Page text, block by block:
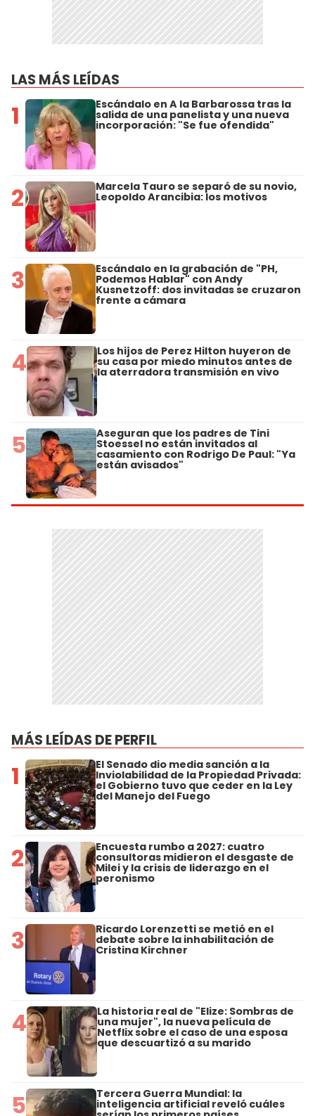
LAS MÁS LEÍDAS
1 Escándalo en A la Barbarossa tras la
salida de una panelista y una nueva
incorporación: "Se fue ofendida"
2 Marcela Tauro se separó de su novio,
Leopoldo Arancibia: los motivos
3 Escándalo en la grabación de "PH,
Podemos Hablar" con Andy
Kusnetzoff: dos invitadas se cruzaron
frente a cámara
4 Los hijos de Perez Hilton huyeron de
su casa por miedo minutos antes de
la aterradora transmisión en vivo
5 Aseguran que los padres de Tini
Stoessel no están invitados al
casamiento con Rodrigo De Paul: "Ya
están avisados"
MÁS LEÍDAS DE PERFIL
1 El Senado dio media sanción a la
Inviolabilidad de la Propiedad Privada:
el Gobierno tuvo que ceder en la Ley
del Manejo del Fuego
2 Encuesta rumbo a 2027: cuatro
consultoras midieron el desgaste de
Milei y la crisis de liderazgo en el
peronismo
3 Ricardo Lorenzetti se metió en el
debate sobre la inhabilitación de
Cristina Kirchner
4 La historia real de "Elize: Sombras de
una mujer", la nueva película de
Netflix sobre el caso de una esposa
que descuartizó a su marido
5 Tercera Guerra Mundial: la
inteligencia artificial reveló cuáles